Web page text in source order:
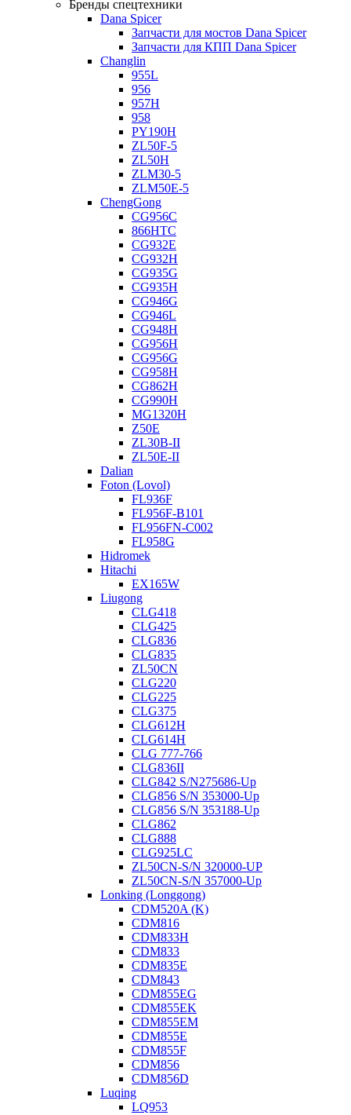
Бренды спецтехники
Dana Spicer
Запчасти для мостов Dana Spicer
Запчасти для КПП Dana Spicer
Changlin
955L
956
957H
958
PY190H
ZL50F-5
ZL50H
ZLM30-5
ZLM50E-5
ChengGong
CG956C
866HTC
CG932E
CG932H
CG935G
CG935H
CG946G
CG946L
CG948H
CG956H
CG956G
CG958H
CG862H
CG990H
MG1320H
Z50E
ZL30B-II
ZL50E-II
Dalian
Foton (Lovol)
FL936F
FL956F-B101
FL956FN-C002
FL958G
Hidromek
Hitachi
EX165W
Liugong
CLG418
CLG425
CLG836
CLG835
ZL50CN
CLG220
CLG225
CLG375
CLG612H
CLG614H
CLG 777-766
CLG836II
CLG842 S/N275686-Up
CLG856 S/N 353000-Up
CLG856 S/N 353188-Up
CLG862
CLG888
CLG925LC
ZL50CN-S/N 320000-UP
ZL50CN-S/N 357000-Up
Lonking (Longgong)
CDM520A (K)
CDM816
CDM833H
CDM833
CDM835E
CDM843
CDM855EG
CDM855EK
CDM855EM
CDM855E
CDM855F
CDM856
CDM856D
Luqing
LQ953